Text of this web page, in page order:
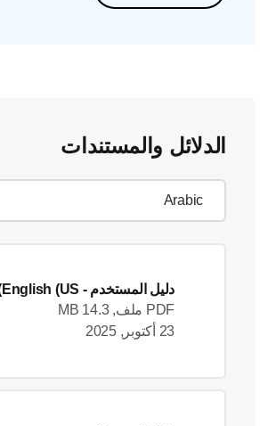
الدلائل والمستندات
دليل المستخدم- English (US)
PDF ملف, 14.3 MB
23 أكتوبر, 2025